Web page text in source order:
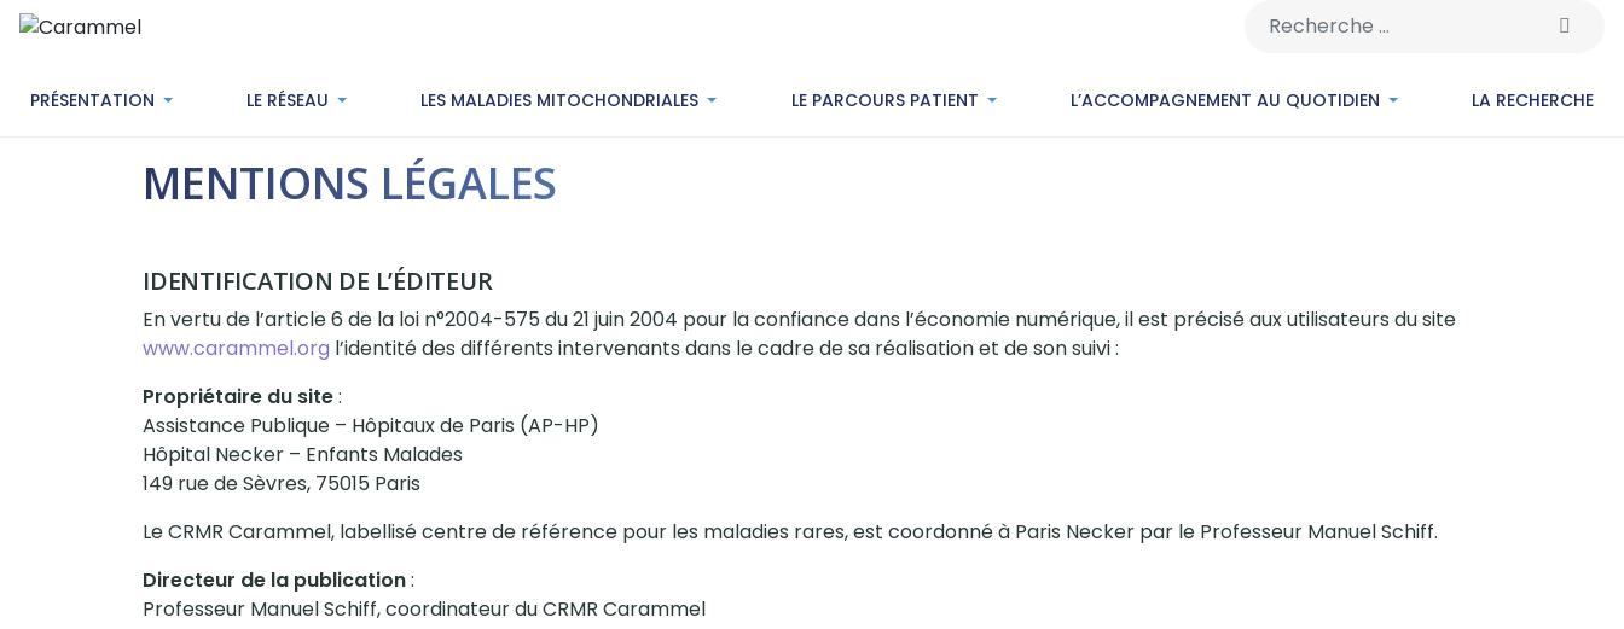
PRÉSENTATION LE RÉSEAU LES MALADIES MITOCHONDRIALES LE PARCOURS PATIENT L’ACCOMPAGNEMENT AU QUOTIDIEN LA RECHERCHE
Rechercher
MENTIONS LÉGALES
IDENTIFICATION DE L’ÉDITEUR
En vertu de l’article 6 de la loi n°2004-575 du 21 juin 2004 pour la confiance dans l’économie numérique, il est précisé aux utilisateurs du site
www.carammel.org l’identité des différents intervenants dans le cadre de sa réalisation et de son suivi :
Propriétaire du site:
Assistance Publique – Hôpitaux de Paris (AP-HP)
Hôpital Necker – Enfants Malades
149 rue de Sèvres, 75015 Paris
Le CRMR Carammel, labellisé centre de référence pour les maladies rares, est coordonné à Paris Necker par le Professeur Manuel Schiff.
Directeur de la publication:
Professeur Manuel Schiff, coordinateur du CRMR Carammel